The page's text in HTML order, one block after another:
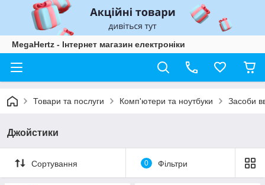
MegaHertz - Інтернет магазин електроніки
Товари та послуги Комп'ютери та ноутбуки Засоби
Джойстики
Сортування 0 Фільтри